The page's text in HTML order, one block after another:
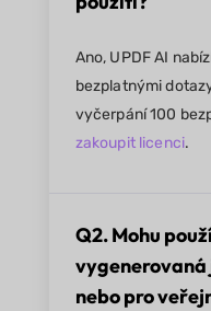
Ano, UPDF AI
bezplatnými
vyčerpání 100
zakoupit licenci.
Q2. Mohu
vygenerovaná
nebo pro